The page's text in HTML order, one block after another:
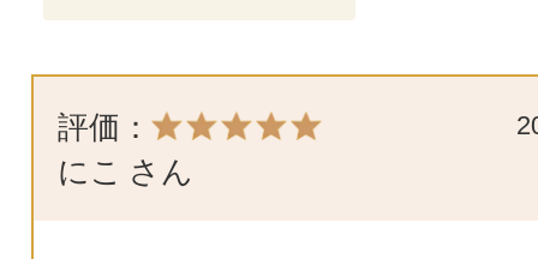
評価：
にこ さん